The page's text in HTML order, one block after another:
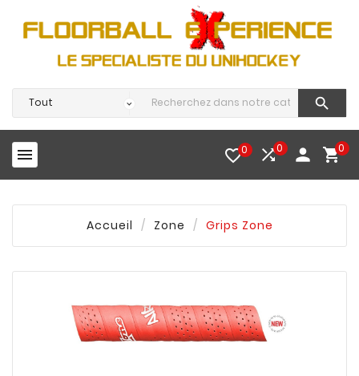

 favorite_border0 0  0
Accueil Zone Grips Zone